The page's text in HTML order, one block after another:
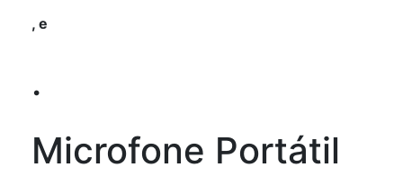
, e
.
Microfone Portátil